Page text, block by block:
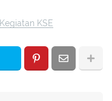
Kegiatan KSE